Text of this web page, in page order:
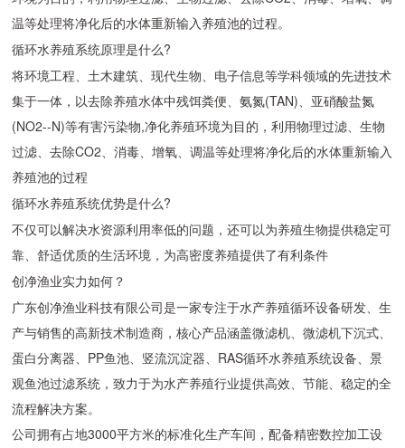
温等处理将净化后的水体重新输入养殖池的过程。
循环水养殖系统原理是什么?
将环境工程、土木建筑、现代生物、电子信息等学科领域的先进技术
集于一体，以去除养殖水体中残饵粪便、氨氮(TAN)、亚硝酸盐氮
(NO2--N)等有害污染物,净化养殖环境为目的，利用物理过滤、生物
过滤、去除CO2、消毒、增氧、调温等处理将净化后的水体重新输入
养殖池的过程
循环水养殖系统优势是什么?
不仅可以解决水资源利用率低的问题，还可以为养殖生物提供稳定可
靠、舒适优质的生活环境，为高密度养殖提供了有利条件
创净渔业实力如何？
广东创净渔业科技有限公司是一家专注于水产养殖循环设备研发、生
产与销售的高新技术制造商，核心产品涵盖微滤机、微滤机下沉式、
蛋白分离器、PP鱼池、竖流沉淀器、RAS循环水养殖系统设备、景
观鱼池过滤系统，致力于为水产养殖行业提供高效、节能、稳定的全
流程解决方案。
公司拥有占地3000平方米的标准化生产车间，配备精密数控加工设